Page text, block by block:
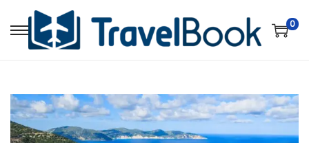
S
p
t
o
S
p
t
o
0